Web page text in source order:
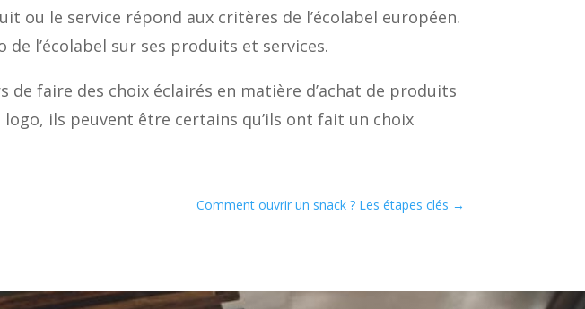
ou le service répond aux critères de l’écolabel européen.
l’écolabel sur ses produits et services.
faire des choix éclairés en matière d’achat de produits
ils peuvent être certains qu’ils ont fait un choix
Comment ouvrir un snack ? Les étapes clés →